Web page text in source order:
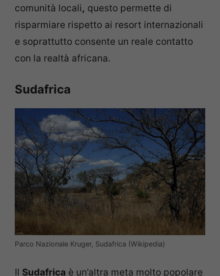
comunità locali, questo permette di
risparmiare rispetto ai resort internazionali
e soprattutto consente un reale contatto
con la realtà africana.
Sudafrica
Parco Nazionale Kruger, Sudafrica (Wikipedia)
Il Sudafrica è un’altra meta molto popolare